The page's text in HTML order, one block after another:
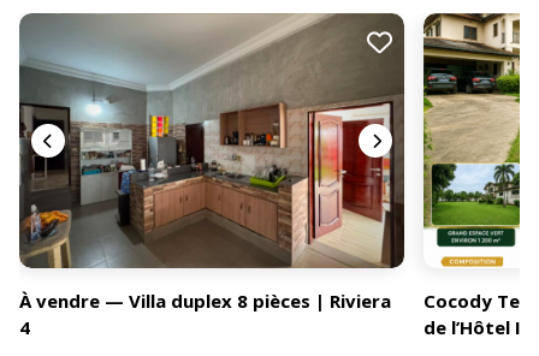
À vendre — Villa duplex 8 pièces | Riviera
4
Cocody
de l’Hôtel